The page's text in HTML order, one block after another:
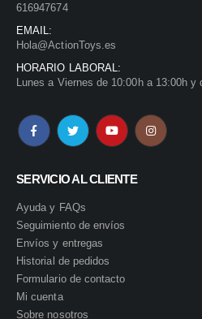
616947674
EMAIL:
Hola@ActionToys.es
HORARIO LABORAL:
Lunes a Viernes de 10:00h a 13:00h
SERVICIO AL CLIENTE
Ayuda y FAQs
Seguimiento de envíos
Envíos y entregas
Historial de pedidos
Formulario de contacto
Mi cuenta
Sobre nosotros